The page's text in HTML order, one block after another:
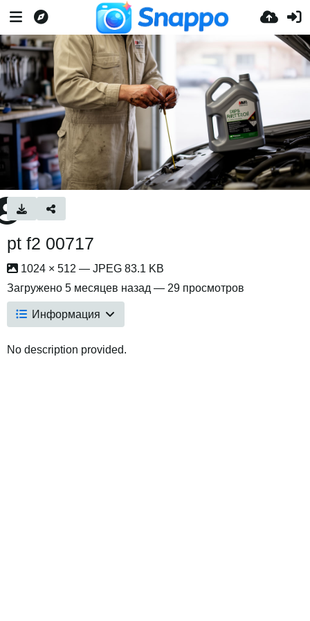
pt f2 00717
1024 × 512 — JPEG 83.1 KB
Загружено 5 месяцев назад — 29 просмотров
Информация
No description provided.